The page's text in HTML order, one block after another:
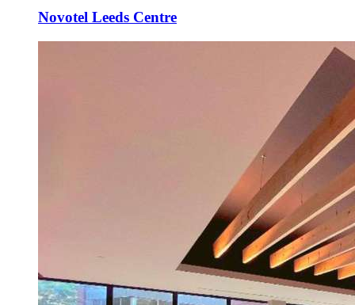
Novotel Leeds Centre